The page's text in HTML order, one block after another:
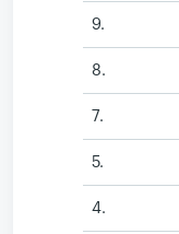
9.
8.
7.
5.
4.